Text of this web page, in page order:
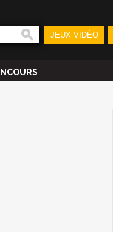
JEUX VIDÉO